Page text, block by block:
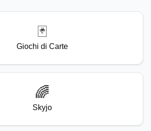
🃏
Giochi di Carte
🌈
Skyjo